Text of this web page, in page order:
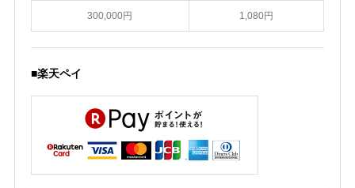
300,000円 1,080円
■楽天ペイ